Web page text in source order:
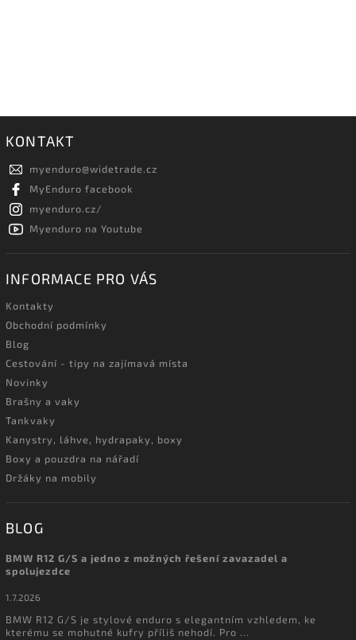
KONTAKT
myenduro@widetrade.cz
MyEnduro facebook
myenduro.cz/
Myenduro na Youtube
INFORMACE PRO VÁS
Kontakty
Obchodní podmínky
Blog
Cestování - tipy na zajímavá místa
Novinky
Brašny a vaky
Tankvaky
Kanystry, láhve, hydrapaky, boxy
Boxy a pouzdra na nářadí
Držáky na mobily
BLOG
BMW R12 G/S a jedno z možných řešení zavazadel a
spolujezdce
1.7.2026
BMW R12 G/S je stylové enduro s elegantním vzhledem, ke
kterému se mohutné kufry příliš nehodí. Pro ...